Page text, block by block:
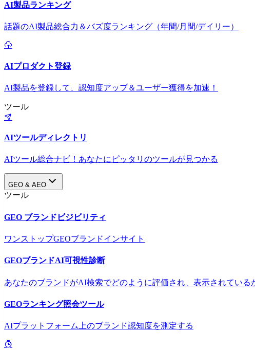
AI製品ランキング
話題のAI製品総合力＆バズ度ランキング（年間/月間/デイリー）
AIプロダクト登録
AI製品を登録して、認知度アップ＆ユーザー獲得を加速！
ツール
AIツールディレクトリ
AIツール総合ナビ！あなたにピッタリのツールが見つかる
GEO & AEO
ツール
GEO ブランドビジビリティ
ワンストップGEOブランドインサイト
GEOブランドAI可視性診断
あなたのブランドがAI検索でどのように評価され、表示されている
GEOランキング照会ツール
AIプラットフォーム上のブランド認知度を測定する